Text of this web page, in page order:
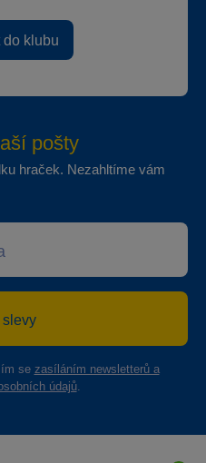
klubu
pošty
hraček. Nezahltíme vám
slevy
se zasíláním newsletterů a
údajů.